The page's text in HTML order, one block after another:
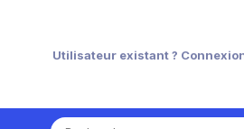
Utilisateur existant ?